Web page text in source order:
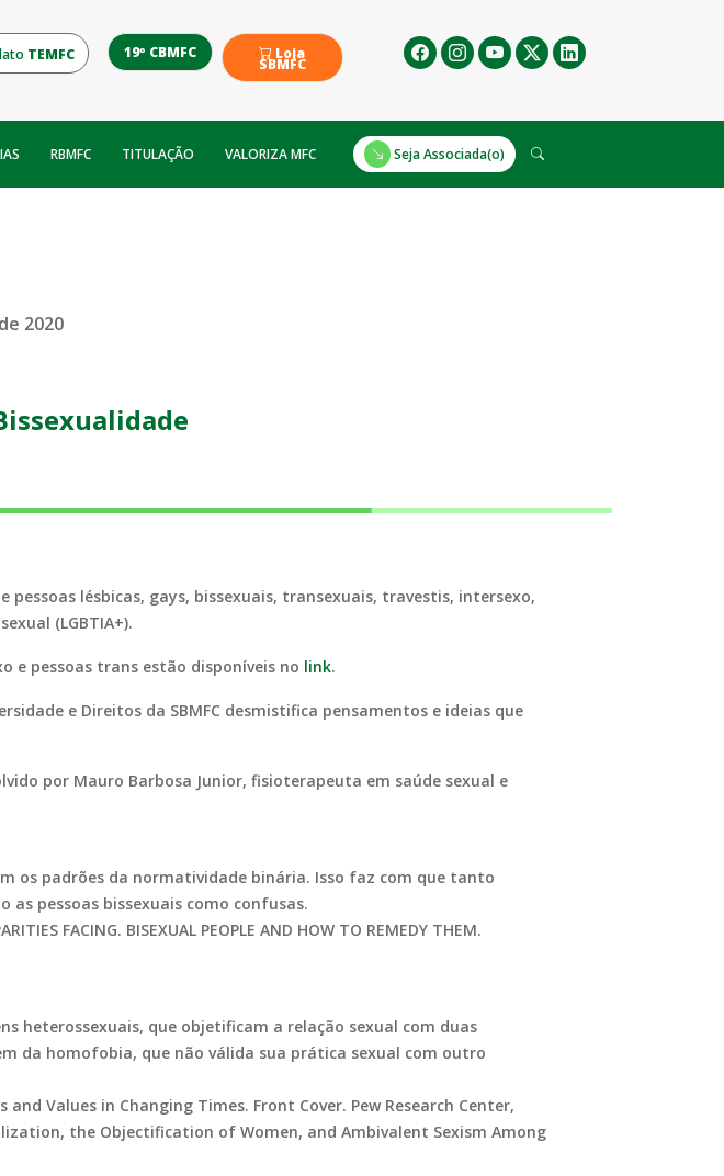
TEMFC 19º CBMFC Loja
SBMFC
RBMFC TITULAÇÃO VALORIZA MFC Seja Associada(o)
2020
lésbicas, gays, bissexuais, transexuais, travestis, intersexo,
(LGBTIA+).
e pessoas trans estão disponíveis no link.
e Direitos da SBMFC desmistifica pensamentos e ideias que
por Mauro Barbosa Junior, fisioterapeuta em saúde sexual e
os padrões da normatividade binária. Isso faz com que tanto
pessoas bissexuais como confusas.
FACING. BISEXUAL PEOPLE AND HOW TO REMEDY THEM.
heterossexuais, que objetificam a relação sexual com duas
da homofobia, que não válida sua prática sexual com outro
Values in Changing Times. Front Cover. Pew Research Center,
the Objectification of Women, and Ambivalent Sexism Among